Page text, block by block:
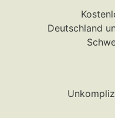
Deutschland